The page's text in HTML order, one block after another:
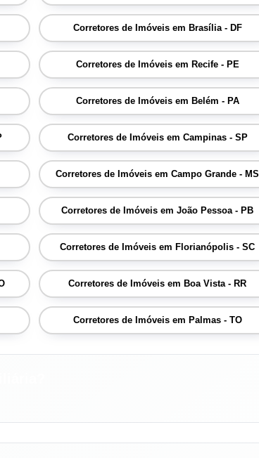
Corretores de Imóveis em Brasília - DF
Corretores de Imóveis em Recife - PE
Corretores de Imóveis em Belém - PA
Corretores de Imóveis em Campinas - SP
Corretores de Imóveis em Campo Grande - MS
Corretores de Imóveis em João Pessoa - PB
Corretores de Imóveis em Florianópolis - SC
Corretores de Imóveis em Boa Vista - RR
Corretores de Imóveis em Palmas - TO